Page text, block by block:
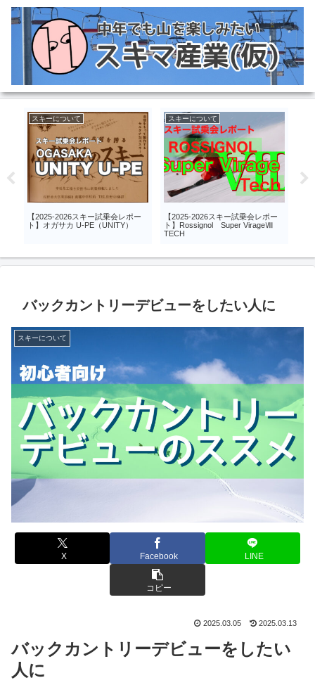
スキーについて
【2025-2026スキー試乗会レポー
ト】オガサカ U-PE（UNITY）
スキーについて
【2025-2026スキー試乗会レポー
ト】Rossignol Super VirageⅧ
TECH
バックカントリーデビューをしたい人に
スキーについて
X Facebook LINE
コピー
2025.03.05 2025.03.13
バックカントリーデビューをしたい
人に